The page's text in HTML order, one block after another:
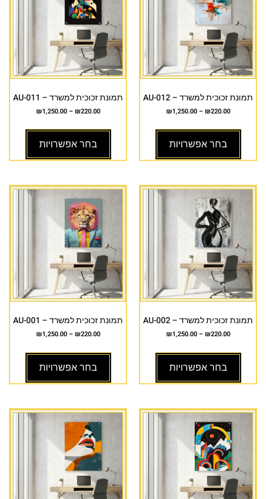
תמונת זכוכית למשרד – AU-012
₪220.00
–
₪1,250.00
בחר אפשרויות
תמונת זכוכית למשרד – AU-011
₪220.00
–
₪1,250.00
בחר אפשרויות
תמונת זכוכית למשרד – AU-002
₪220.00
–
₪1,250.00
בחר אפשרויות
תמונת זכוכית למשרד – AU-001
₪220.00
–
₪1,250.00
בחר אפשרויות